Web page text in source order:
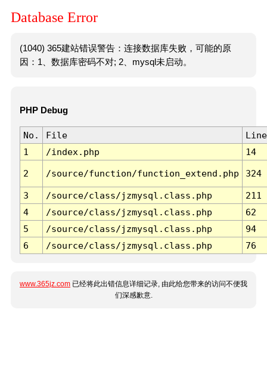
Database Error
(1040) 365建站错误警告：连接数据库失败，可能的原
因：1、数据库密码不对; 2、mysql未启动。
PHP Debug
No. File
Line
1
/index.php 14
2 /source/function/function_extend.php 324
3 /source/class/jzmysql.class.php
211
4
/source/class/jzmysql.class.php
62
5
/source/class/jzmysql.class.php
94
6
/source/class/jzmysql.class.php 76
www.365jz.com 已经将此出错信息详细记录, 由此给您带来的访问不便我
们深感歉意.